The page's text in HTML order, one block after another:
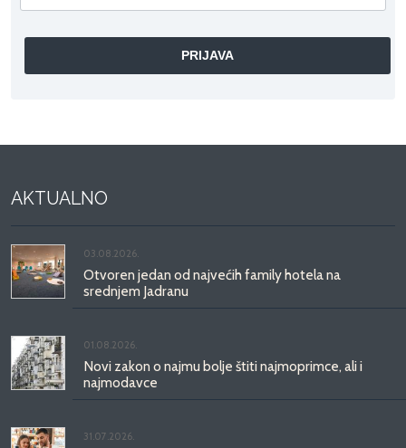
AKTUALNO
03.08.2026.
Otvoren jedan od najvećih family hotela na
srednjem Jadranu
01.08.2026.
Novi zakon o najmu bolje štiti najmoprimce, ali i
najmodavce
31.07.2026.